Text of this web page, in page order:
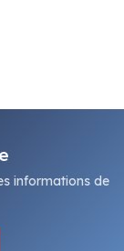
informations de